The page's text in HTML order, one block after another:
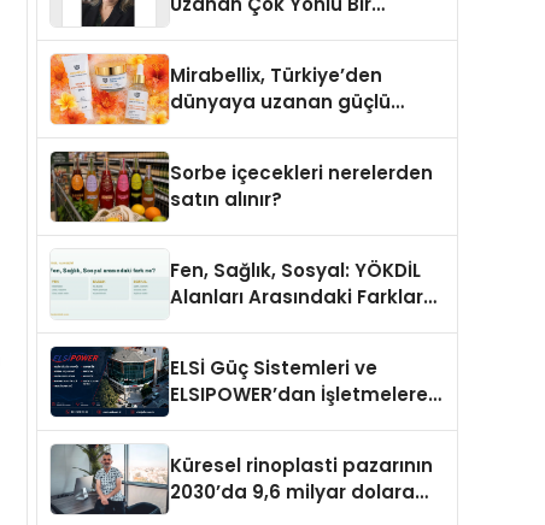
Mirabellix, Türkiye’den
dünyaya uzanan güçlü
Sorbe içecekleri nerelerden
satın alınır?
Fen, Sağlık, Sosyal: YÖKDİL
Alanları Arasındaki Farklar
ELSİ Güç Sistemleri ve
ELSIPOWER’dan İşletmelere
Küresel rinoplasti pazarının
2030’da 9,6 milyar dolara